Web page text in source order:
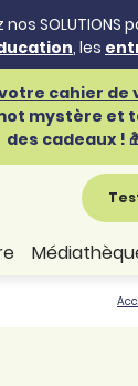
SOLUTIONS
, les
cahier de
mystère et
des cadeaux !